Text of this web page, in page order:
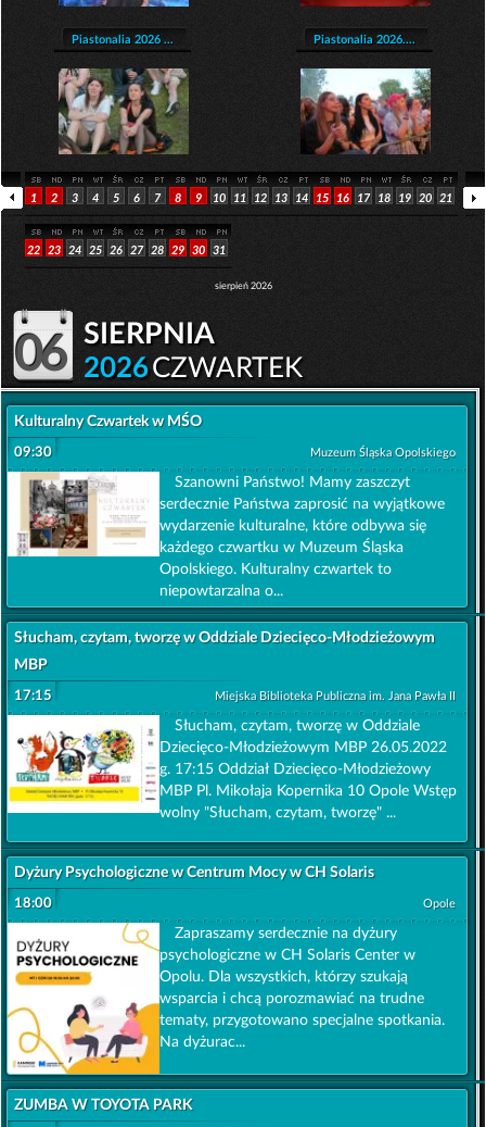
Piastonalia 2026 ... Piastonalia 2026....
1 2 3 4 5 6 7 8 9 10 11 12 13 14 15 16 17 18 19 20 21
22 23 24 25 26 27 28 29 30 31
sierpień 2026
06 sierpnia
2026CZWARTEK
09:30
Kulturalny Czwartek w MŚO
Muzeum Śląska Opolskiego
Szanowni Państwo! Mamy zaszczyt
serdecznie Państwa zaprosić na wyjątkowe
wydarzenie kulturalne, które odbywa się
każdego czwartku w Muzeum Śląska
Opolskiego. Kulturalny czwartek to
niepowtarzalna o...
17:15
Słucham, czytam, tworzę w Oddziale Dziecięco-Młodzieżowym
MBP
Miejska Biblioteka Publiczna im. Jana Pawła II
Słucham, czytam, tworzę w Oddziale
Dziecięco-Młodzieżowym MBP 26.05.2022
g. 17:15 Oddział Dziecięco-Młodzieżowy
MBP Pl. Mikołaja Kopernika 10 Opole Wstęp
wolny "Słucham, czytam, tworzę" ...
18:00
Dyżury Psychologiczne w Centrum Mocy w CH Solaris
Opole
Zapraszamy serdecznie na dyżury
psychologiczne w CH Solaris Center w
Opolu. Dla wszystkich, którzy szukają
wsparcia i chcą porozmawiać na trudne
tematy, przygotowano specjalne spotkania.
Na dyżurac...
ZUMBA W TOYOTA PARK